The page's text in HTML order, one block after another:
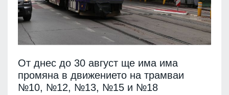
От днес до 30 август ще има има
промяна в движението на трамваи
№10, №12, №13, №15 и №18